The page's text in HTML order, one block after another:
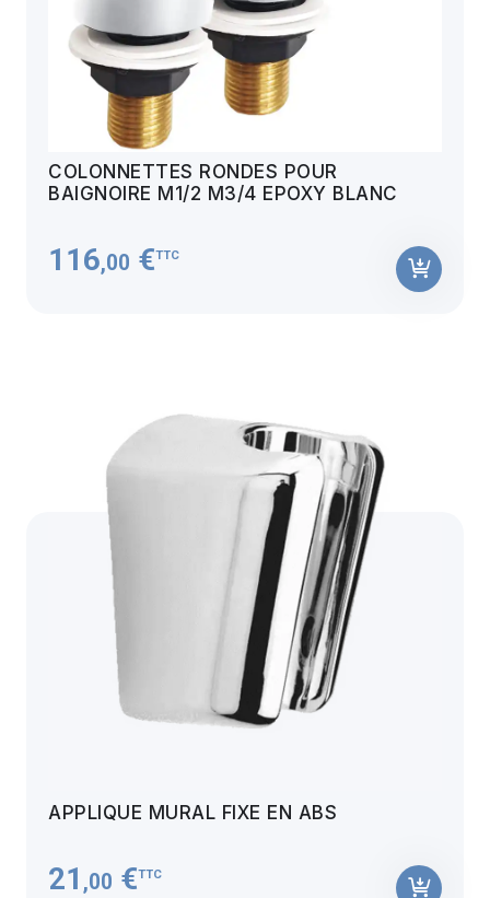
COLONNETTES RONDES POUR
BAIGNOIRE M1/2 M3/4 EPOXY BLANC
116,00 €TTC
APPLIQUE MURAL FIXE EN ABS
21 ,00 €TTC